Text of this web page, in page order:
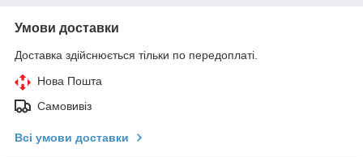
Умови доставки
Доставка здійснюється тільки по передоплаті.
Нова Пошта
Самовивіз
Всі умови доставки